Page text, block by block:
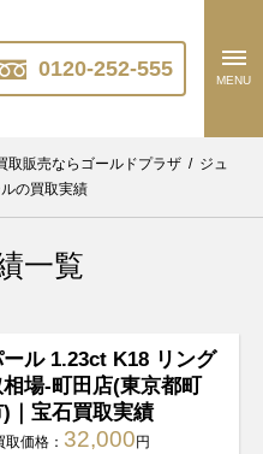
0120-252-555 MENU
取販売ならゴールドプラザ / ジュ
の買取実績
一覧
ール 1.23ct K18 リング
相場-町田店(東京都町
)｜宝石買取実績
取価格： 32,000 円